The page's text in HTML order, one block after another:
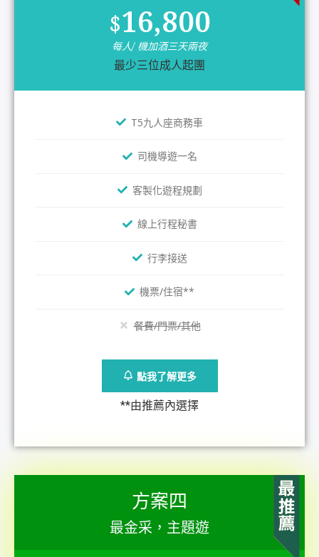
$16,800
每人/ 機加酒三天兩夜
最少三位成人起團
T5九人座商務車
司機導遊一名
客製化遊程規劃
線上行程秘書
行李接送
機票/住宿**
餐費/門票/其他
點我了解更多
**由推薦內選擇
方案四
最金采，主題遊